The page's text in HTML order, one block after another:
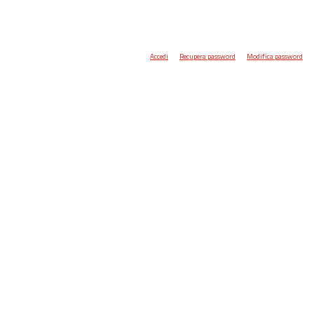
Accedi Recupera password Modifica password